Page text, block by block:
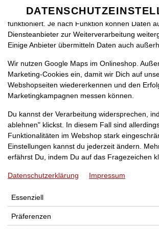
DE
PIZZA
benötigt, damit bei Deinem Besuch unseres
funktioniert. Je nach Funktion können Daten
Diensteanbieter zur Weiterverarbeitung
Einige Anbieter übermitteln Daten auch
Wir nutzen Google Maps im Onlineshop.
Marketing-Cookies ein, damit wir Dich auf
Webshopseiten wiedererkennen und den
Marketingkampagnen messen können.
Du kannst der Verarbeitung widersprechen,
ablehnen" klickst. In diesem Fall sind
Funktionalitäten im Webshop stark
Einstellungen kannst du jederzeit ändern.
erfährst Du, indem Du auf das Fragezeichen
Datenschutzerklärung Impressum
Essenziell
Präferenzen